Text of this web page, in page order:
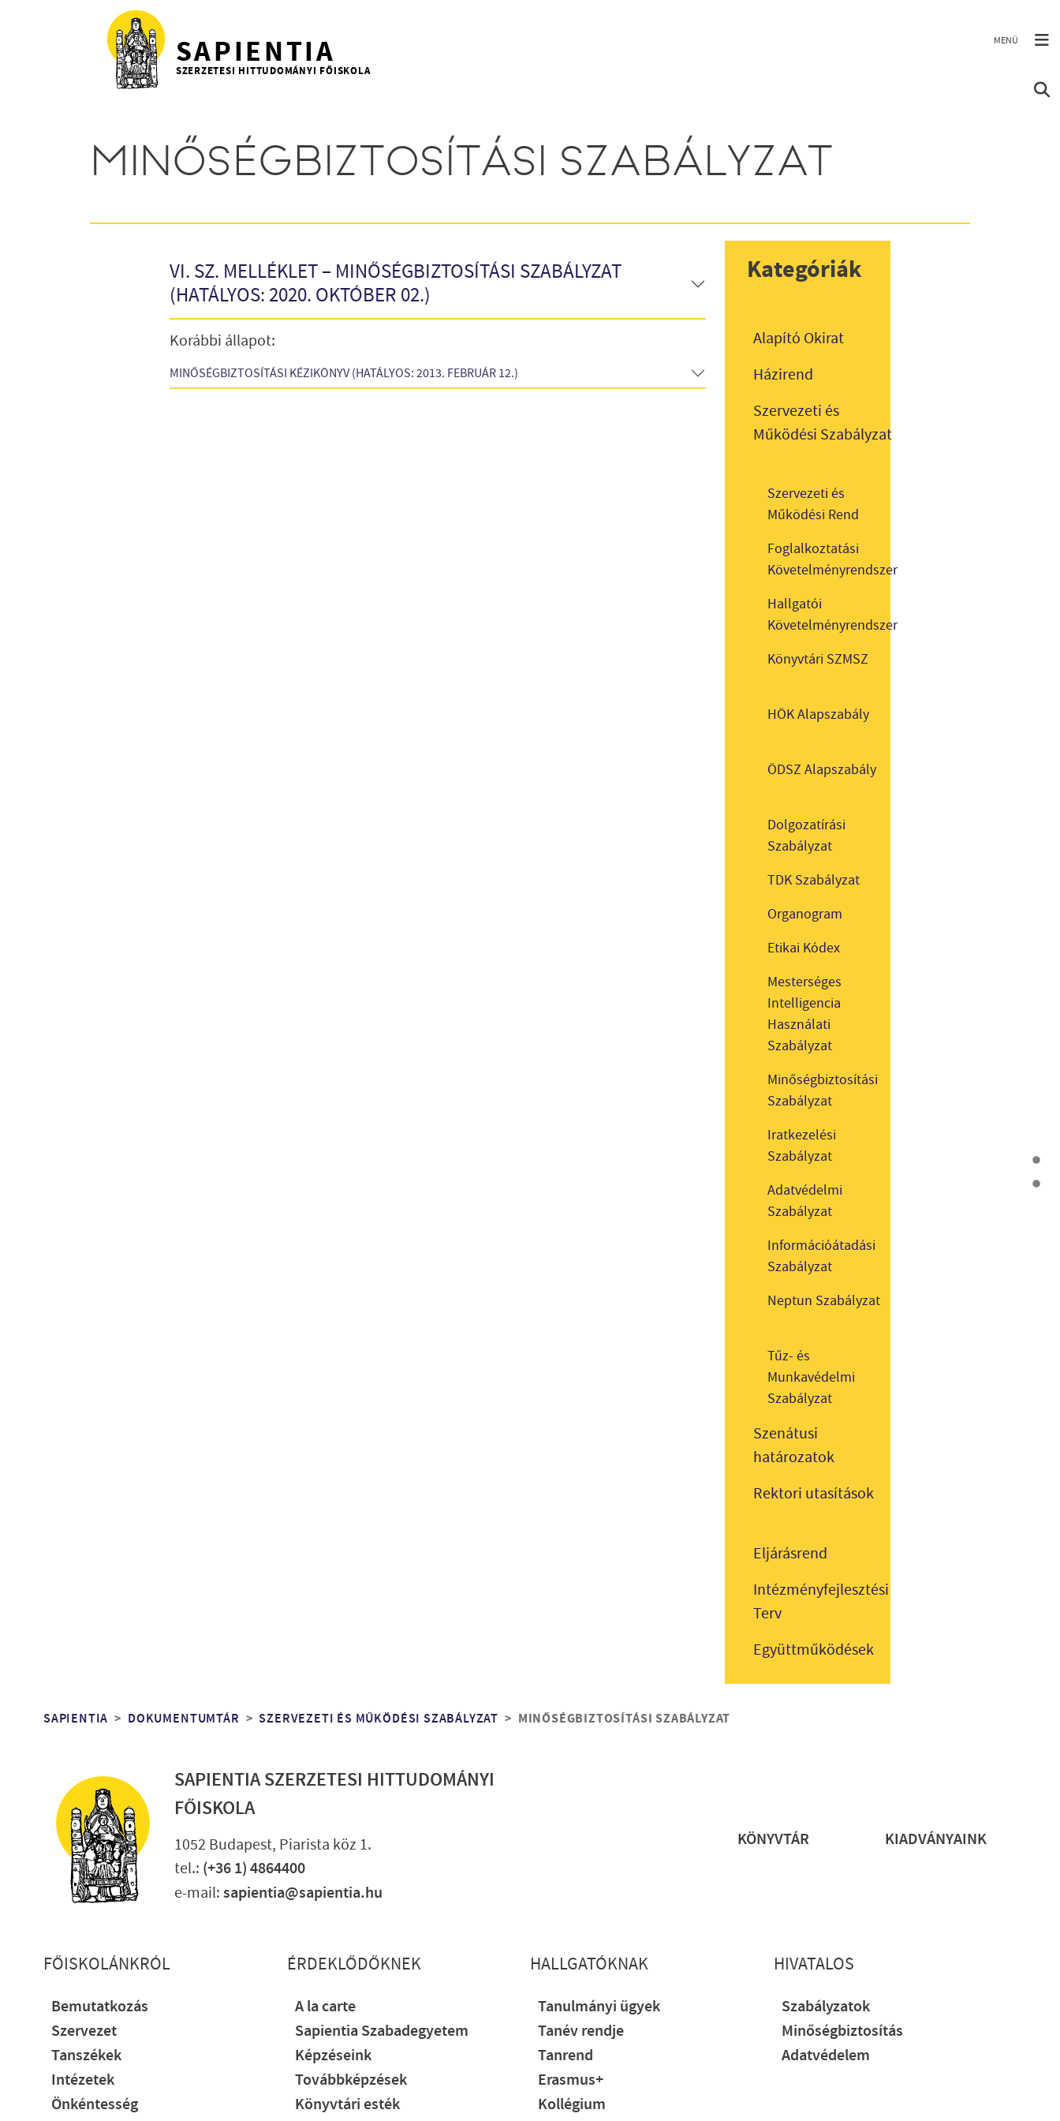
Ugrás a tartalomra
SAPIENTIA
SZERZETESI HITTUDOMÁNYI FŐISKOLA
MINŐSÉGBIZTOSÍTÁSI SZABÁLYZAT
VI. SZ. MELLÉKLET – MINŐSÉGBIZTOSÍTÁSI SZABÁLYZAT
(HATÁLYOS: 2020. OKTÓBER 02.)
Korábbi állapot:
MINŐSÉGBIZTOSÍTÁSI KÉZIKÖNYV (HATÁLYOS: 2013. FEBRUÁR 12.)
Kategóriák
Alapító Okirat
Házirend
Szervezeti és
Működési Szabályzat
Szervezeti és
Működési Rend
Foglalkoztatási
Követelményrendszer
Hallgatói
Követelményrendszer
Könyvtári SZMSZ
HÖK Alapszabály
ÖDSZ Alapszabály
Dolgozatírási
Szabályzat
TDK Szabályzat
Organogram
Etikai Kódex
Mesterséges
Intelligencia
Használati
Szabályzat
Minőségbiztosítási
Szabályzat
Iratkezelési
Szabályzat
Adatvédelmi
Szabályzat
Információátadási
Szabályzat
Neptun Szabályzat
Tűz- és
Munkavédelmi
Szabályzat
Szenátusi
határozatok
Rektori utasítások
Eljárásrend
Intézményfejlesztési
Terv
Együttműködések
Morzsa
SAPIENTIA DOKUMENTUMTÁR SZERVEZETI ÉS MŰKÖDÉSI SZABÁLYZAT MINŐSÉGBIZTOSÍTÁSI SZABÁLYZAT
SAPIENTIA SZERZETESI HITTUDOMÁNYI
FŐISKOLA
1052 Budapest, Piarista köz 1.
tel.: (+36 1) 4864400
e-mail:sapientia@sapientia.hu
KÖNYVTÁR KIADVÁNYAINK
Lábléc részletes
FŐISKOLÁNKRÓL
Bemutatkozás
Szervezet
Tanszékek
Intézetek
Önkéntesség
ÉRDEKLŐDŐKNEK
A la carte
Sapientia Szabadegyetem
Képzéseink
Továbbképzések
Könyvtári esték
HALLGATÓKNAK
Tanulmányi ügyek
Tanév rendje
Tanrend
Erasmus+
Kollégium
HIVATALOS
Szabályzatok
Minőségbiztosítás
Adatvédelem